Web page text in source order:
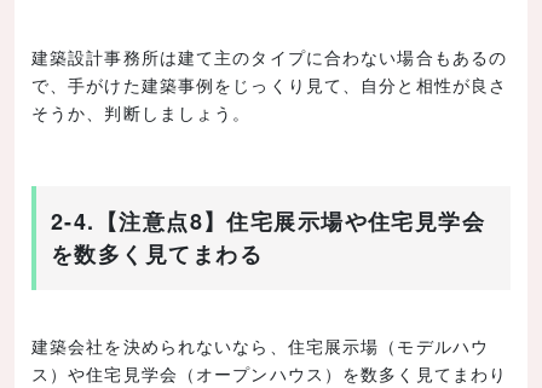
建築設計事務所は建て主のタイプに合わない場合もあるの
で、手がけた建築事例をじっくり見て、自分と相性が良さ
そうか、判断しましょう。
2-4.【注意点8】住宅展示場や住宅見学会
を数多く見てまわる
建築会社を決められないなら、住宅展示場（モデルハウ
ス）や住宅見学会（オープンハウス）を数多く見てまわり